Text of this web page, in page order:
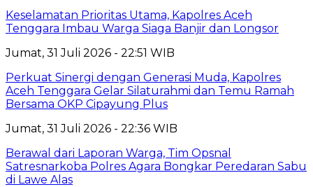
Keselamatan Prioritas Utama, Kapolres Aceh
Tenggara Imbau Warga Siaga Banjir dan Longsor
Jumat, 31 Juli 2026 - 22:51 WIB
Perkuat Sinergi dengan Generasi Muda, Kapolres
Aceh Tenggara Gelar Silaturahmi dan Temu Ramah
Bersama OKP Cipayung Plus
Jumat, 31 Juli 2026 - 22:36 WIB
Berawal dari Laporan Warga, Tim Opsnal
Satresnarkoba Polres Agara Bongkar Peredaran Sabu
di Lawe Alas